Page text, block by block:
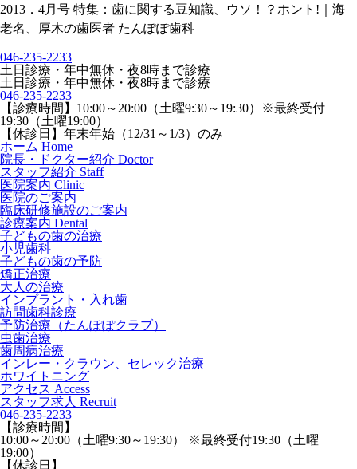
2013．4月号 特集：歯に関する豆知識、ウソ！？ホント!｜海
老名、厚木の歯医者 たんぽぽ歯科
046-235-2233
土日診療・年中無休・夜8時まで診療
土日診療・年中無休・夜8時まで診療
046-235-2233
【診療時間】 10:00～20:00（土曜9:30～19:30）※最終受付
19:30（土曜19:00）
【休診日】 年末年始（12/31～1/3）のみ
ホーム Home
院長・ドクター紹介 Doctor
スタッフ紹介 Staff
医院案内 Clinic
医院のご案内
臨床研修施設のご案内
診療案内 Dental
子どもの歯の治療
小児歯科
子どもの歯の予防
矯正治療
大人の治療
インプラント・入れ歯
訪問歯科診療
予防治療（たんぽぽクラブ）
虫歯治療
歯周病治療
インレー・クラウン、セレック治療
ホワイトニング
アクセス Access
スタッフ求人 Recruit
046-235-2233
【診療時間】
10:00～20:00（土曜9:30～19:30） ※最終受付19:30（土曜
19:00）
【休診日】